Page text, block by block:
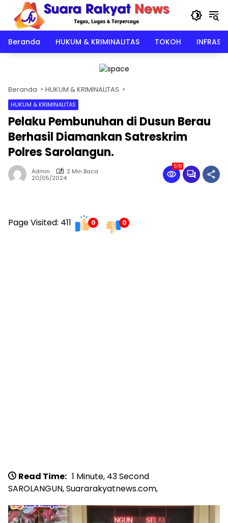
Langsung
konten
Beranda
HUKUM & KRIMINALITAS TOKOH
Beranda HUKUM & KRIMINALITAS
HUKUM & KRIMINALITAS
Pelaku Pembunuhan di Dusun Berau
Berhasil Diamankan Satreskrim
Polres Sarolangun.
Admin
2 Min Baca
20/05/2024
578
Page Visited: 411 0 0
Read Time: 1 Minute, 43 Second
SAROLANGUN, Suararakyatnews.com,